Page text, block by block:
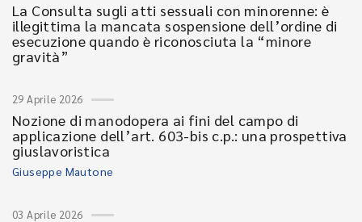
La Consulta sugli atti sessuali con minorenne: è
illegittima la mancata sospensione dell’ordine di
esecuzione quando è riconosciuta la “minore
gravità”
29 Aprile 2026
Nozione di manodopera ai fini del campo di
applicazione dell’art. 603-bis c.p.: una prospettiva
giuslavoristica
Giuseppe Mautone
03 Aprile 2026